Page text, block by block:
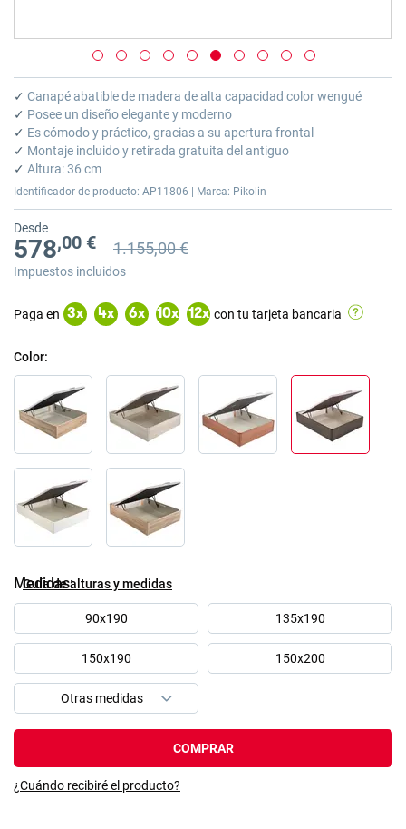
Saltar
al
comienzo
de
la
galería
de
✓ Canapé abatible de madera de alta capacidad color wengué
✓ Posee un diseño elegante y moderno
✓ Es cómodo y práctico, gracias a su apertura frontal
✓ Montaje incluido y retirada gratuita del antiguo
✓ Altura: 36 cm
Identificador de producto: AP11806 | Marca: Pikolin
Desde
578,00 € Precio anterior
Precio anterior 1.155,00 €
1.155,00 €
Impuestos incluidos
Paga en 3x 4x 6x 10x 12x con tu tarjeta bancaria
Color
Guía de alturas y medidas
Medidas
90x190 135x190
150x190 150x200
COMPRAR
¿Cuándo recibiré el producto?